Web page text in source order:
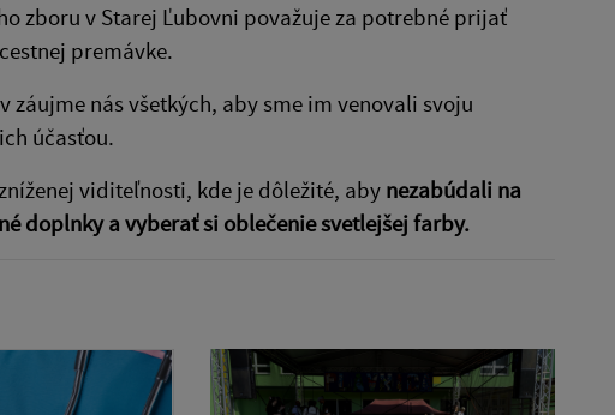
zboru v Starej Ľubovni považuje za potrebné prijať
premávke.
nás všetkých, aby sme im venovali svoju
účasťou.
viditeľnosti, kde je dôležité, aby nezabúdali na
doplnky a vyberať si oblečenie svetlejšej farby.